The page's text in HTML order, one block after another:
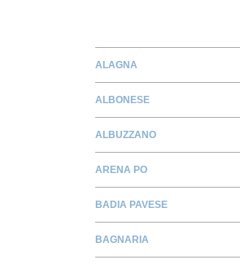
ALAGNA
ALBONESE
ALBUZZANO
ARENA PO
BADIA PAVESE
BAGNARIA